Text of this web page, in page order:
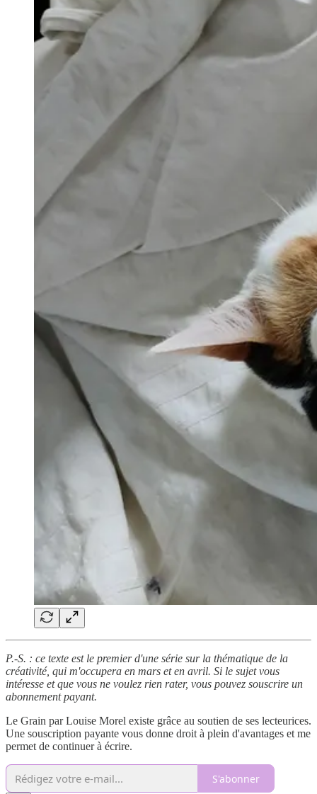
P.-S. : ce texte est le premier d'une série sur la thématique de la
créativité, qui m'occupera en mars et en avril. Si le sujet vous
intéresse et que vous ne voulez rien rater, vous pouvez souscrire un
abonnement payant.
Le Grain par Louise Morel existe grâce au soutien de ses lecteurices.
Une souscription payante vous donne droit à plein d'avantages et me
permet de continuer à écrire.
S'abonner